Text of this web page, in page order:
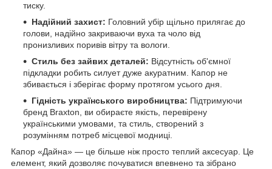
тиску.
Надійний захист: Головний убір щільно прилягає до
голови, надійно закриваючи вуха та чоло від
пронизливих поривів вітру та вологи.
Стиль без зайвих деталей: Відсутність об'ємної
підкладки робить силует дуже акуратним. Капор не
збивається і зберігає форму протягом усього дня.
Гідність українського виробництва: Підтримуючи
бренд Braxton, ви обираєте якість, перевірену
українськими умовами, та стиль, створений з
розумінням потреб місцевої модниці.
Капор «Дайна» — це більше ніж просто теплий аксесуар. Це
елемент, який дозволяє почуватися впевнено та зібрано